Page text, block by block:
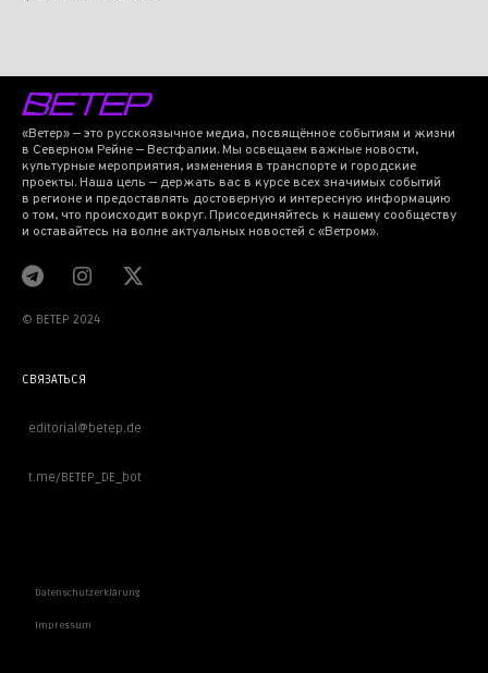
«Ветер» — это русскоязычное медиа, посвящённое событиям и жизни
в Северном Рейне — Вестфалии. Мы освещаем важные новости,
культурные мероприятия, изменения в транспорте и городские
проекты. Наша цель — держать вас в курсе всех значимых событий
в регионе и предоставлять достоверную и интересную информацию
о том, что происходит вокруг. Присоединяйтесь к нашему сообществу
и оставайтесь на волне актуальных новостей с «Ветром».
© BETEP 2024
СВЯЗАТЬСЯ
editorial@betep.de
t.me/BETEP_DE_bot
Datenschutzerklärung
Impressum